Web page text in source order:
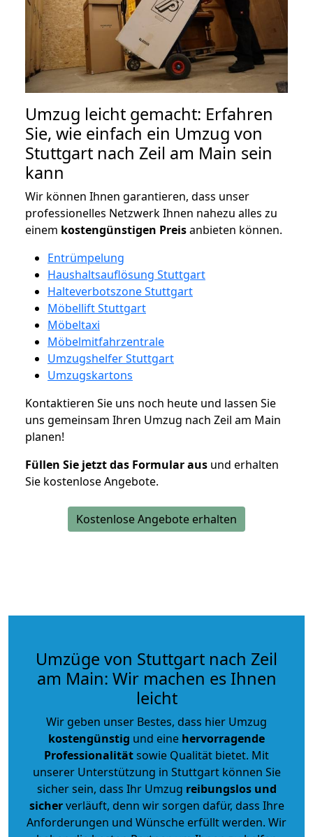
Umzug leicht gemacht: Erfahren
Sie, wie einfach ein Umzug von
Stuttgart nach Zeil am Main sein
kann
Wir können Ihnen garantieren, dass unser
professionelles Netzwerk Ihnen nahezu alles zu
einem kostengünstigen Preisanbieten können.
Entrümpelung
Haushaltsauflösung Stuttgart
Halteverbotszone Stuttgart
Möbellift Stuttgart
Möbeltaxi
Möbelmitfahrzentrale
Umzugshelfer Stuttgart
Umzugskartons
Kontaktieren Sie uns noch heute und lassen Sie
uns gemeinsam Ihren Umzug nach Zeil am Main
planen!
Füllen Sie jetzt das Formular aus und erhalten
Sie kostenlose Angebote.
Kostenlose Angebote erhalten
Umzüge von Stuttgart nach Zeil
am Main: Wir machen es Ihnen
leicht
Wir geben unser Bestes, dass hier Umzug
kostengünstig und eine hervorragende
Professionalitätsowie Qualität bietet. Mit
unserer Unterstützung in Stuttgart können Sie
sicher sein, dass Ihr Umzug reibungslos und
sicherverläuft, denn wir sorgen dafür, dass Ihre
Anforderungen und Wünsche erfüllt werden. Wir